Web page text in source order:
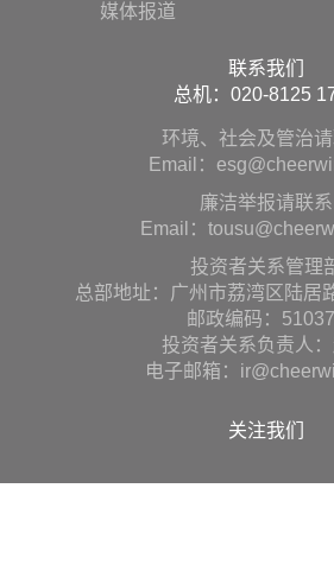
媒体报道
联系我们
总机：020-8125
环境、社会及管治
Email：
廉洁举报请联系
Email：
投资者关系管理
总部地址：广州市荔湾区陆居
邮政编码：
投资者关系负责人
电子邮箱：
关注我们